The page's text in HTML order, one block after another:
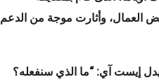
العمال، وأثارت موجة من الدعم
إيست آي: “ما الذي سنفعله؟